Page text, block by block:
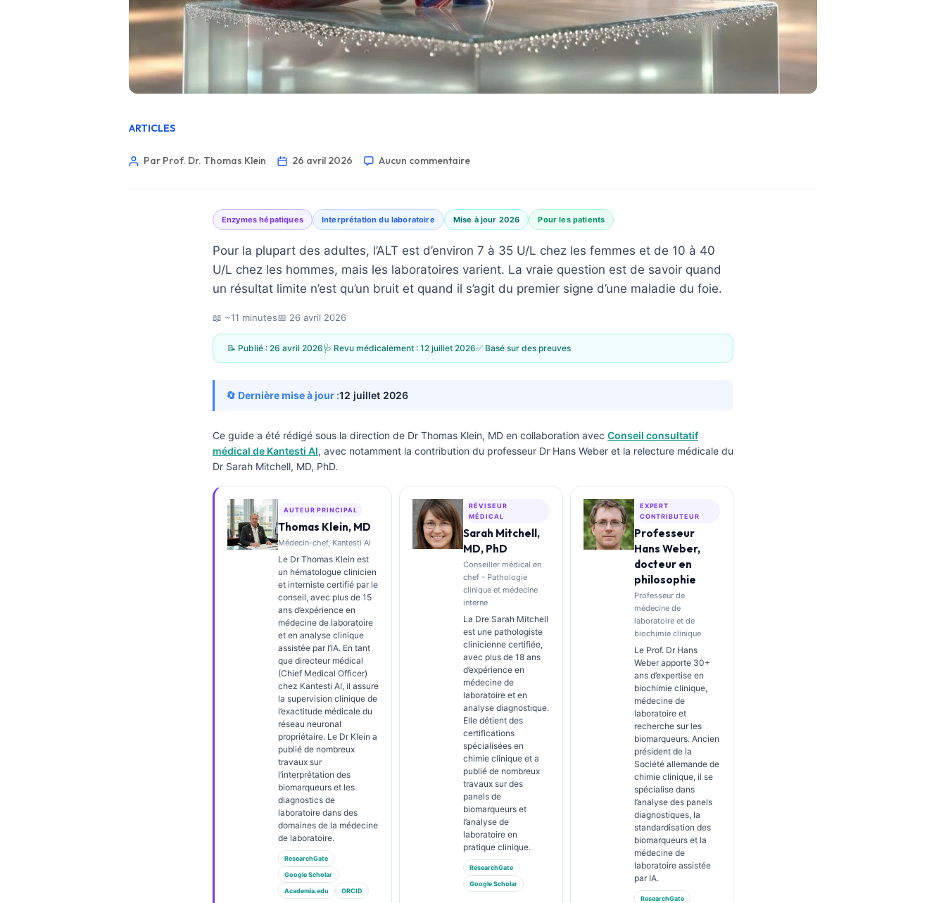
ARTICLES
Par Prof. Dr. Thomas Klein 26 avril 2026 Aucun commentaire
Enzymes hépatiques Interprétation du laboratoire Mise à jour 2026 Pour les patients
Pour la plupart des adultes, l’ALT est d’environ 7 à 35 U/L chez les femmes et de 10 à 40
U/L chez les hommes, mais les laboratoires varient. La vraie question est de savoir quand
un résultat limite n’est qu’un bruit et quand il s’agit du premier signe d’une maladie du foie.
📖 ~11 minutes📅 26 avril 2026
📝 Publié : 26 avril 2026🩺 Revu médicalement : 12 juillet 2026✅ Basé sur des preuves
🔄 Dernière mise à jour :12 juillet 2026
Ce guide a été rédigé sous la direction de Dr Thomas Klein, MD en collaboration avec Conseil consultatif
médical de Kantesti AI, avec notamment la contribution du professeur Dr Hans Weber et la relecture médicale du
Dr Sarah Mitchell, MD, PhD.
AUTEUR PRINCIPAL
Thomas Klein, MD
Médecin-chef, Kantesti AI
Le Dr Thomas Klein est
un hématologue clinicien
et interniste certifié par le
conseil, avec plus de 15
ans d’expérience en
médecine de laboratoire
et en analyse clinique
assistée par l’IA. En tant
que directeur médical
(Chief Medical Officer)
chez Kantesti AI, il assure
la supervision clinique de
l’exactitude médicale du
réseau neuronal
propriétaire. Le Dr Klein a
publié de nombreux
travaux sur
l’interprétation des
biomarqueurs et les
diagnostics de
laboratoire dans des
domaines de la médecine
de laboratoire.
ResearchGate
Google Scholar
Academia.edu ORCID
RÉVISEUR
MÉDICAL
Sarah Mitchell,
MD, PhD
Conseiller médical en
chef - Pathologie
clinique et médecine
interne
La Dre Sarah Mitchell
est une pathologiste
clinicienne certifiée,
avec plus de 18 ans
d’expérience en
médecine de
laboratoire et en
analyse diagnostique.
Elle détient des
certifications
spécialisées en
chimie clinique et a
publié de nombreux
travaux sur des
panels de
biomarqueurs et
l’analyse de
laboratoire en
pratique clinique.
ResearchGate
Google Scholar
EXPERT
CONTRIBUTEUR
Professeur
Hans Weber,
docteur en
philosophie
Professeur de
médecine de
laboratoire et de
biochimie clinique
Le Prof. Dr Hans
Weber apporte 30+
ans d’expertise en
biochimie clinique,
médecine de
laboratoire et
recherche sur les
biomarqueurs. Ancien
président de la
Société allemande de
chimie clinique, il se
spécialise dans
l’analyse des panels
diagnostiques, la
standardisation des
biomarqueurs et la
médecine de
laboratoire assistée
par IA.
ResearchGate